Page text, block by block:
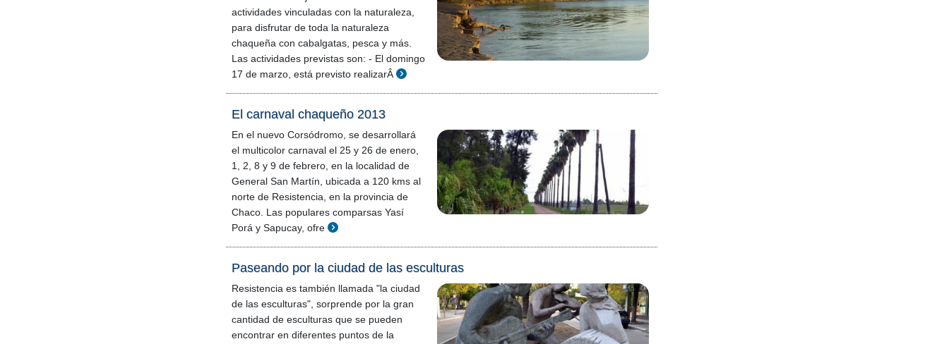
actividades vinculadas con la naturaleza,
para disfrutar de toda la naturaleza
chaqueña con cabalgatas, pesca y más.
Las actividades previstas son: - El domingo
17 de marzo, está previsto realizarÂ
El carnaval chaqueño 2013
En el nuevo Corsódromo, se desarrollará
el multicolor carnaval el 25 y 26 de enero,
1, 2, 8 y 9 de febrero, en la localidad de
General San Martín, ubicada a 120 kms al
norte de Resistencia, en la provincia de
Chaco. Las populares comparsas Yasí
Porá y Sapucay, ofre
Paseando por la ciudad de las esculturas
Resistencia es también llamada "la ciudad
de las esculturas", sorprende por la gran
cantidad de esculturas que se pueden
encontrar en diferentes puntos de la